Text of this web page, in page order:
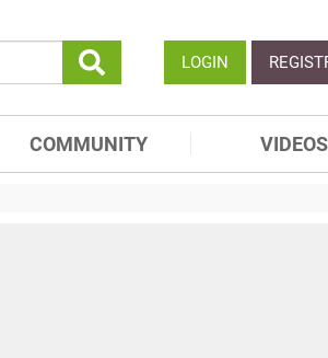
LOGIN
COMMUNITY VIDEOS